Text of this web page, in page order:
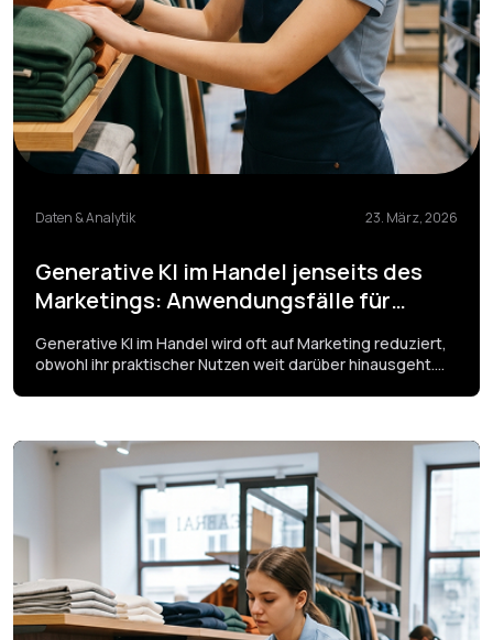
Daten & Analytik 23. März, 2026
Generative KI im Handel jenseits des
Marketings: Anwendungsfälle für
Prognosen
Generative KI im Handel wird oft auf Marketing reduziert,
obwohl ihr praktischer Nutzen weit darüber hinausgeht.
strukturiert werden müssen.